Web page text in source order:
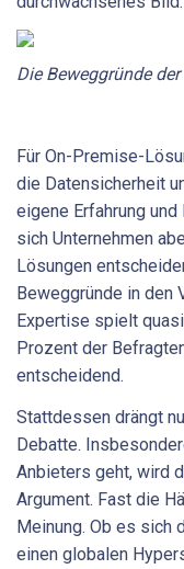
Die Beweggründe
Für On-Premise-
die Datensicherheit
eigene Erfahrung
sich Unternehmen
Lösungen
Beweggründe in den
Expertise spielt
Prozent der
entscheidend.
Stattdessen drängt
Debatte.
Anbieters geht, wird
Argument. Fast die
Meinung. Ob es sich
einen globalen